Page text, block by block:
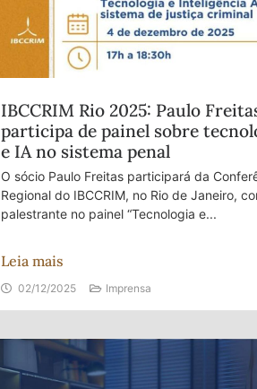
IBCCRIM Rio 2025: Paulo
participa de painel sobre
e IA no sistema penal
O sócio Paulo Freitas participará da
Regional do IBCCRIM, no Rio de Janeiro,
palestrante no painel “Tecnologia e...
Leia mais
02/12/2025 Imprensa